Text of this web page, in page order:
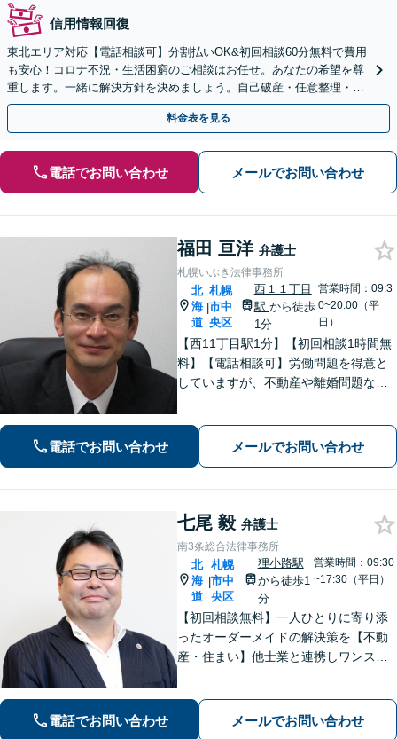
信用情報回復
東北エリア対応【電話相談可】分割払いOK&初回相談60分無料で費用
も安心！コロナ不況・生活困窮のご相談はお任せ。あなたの希望を尊
重します。一緒に解決方針を決めましょう。自己破産・任意整理・個
人再生・時効の援用など実績多数【完全個室】
料金表を見る
電話でお問い合わせ メールでお問い合わせ
福田 亘洋 弁護士
札幌いぶき法律事務所
北
海
道
|
札幌
市中
央区
西１１丁目
駅 から徒歩
1分
営業時間：09:3
0~20:00（平
日）
【西11丁目駅1分】【初回相談1時間無
料】【電話相談可】労働問題を得意と
していますが、不動産や離婚問題など
話しやすい雰囲気作りを心がけており
ます。お困りの際は、ぜひご相談くだ
電話でお問い合わせ メールでお問い合わせ
七尾 毅 弁護士
南3条総合法律事務所
北
海
道
|
札幌
市中
央区
狸小路駅
から徒歩1
分
営業時間：09:30
~17:30（平日）
【初回相談無料】一人ひとりに寄り添
ったオーダーメイドの解決策を【不動
産・住まい】他士業と連携しワンスト
族関係を重視した円満解決を目指しま
す【休日・夜間面談OK】【すすきの駅
電話でお問い合わせ メールでお問い合わせ